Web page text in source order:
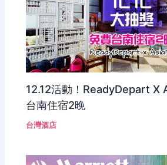
12.12活動！ReadyDepart X
台南住宿2晚
台灣酒店